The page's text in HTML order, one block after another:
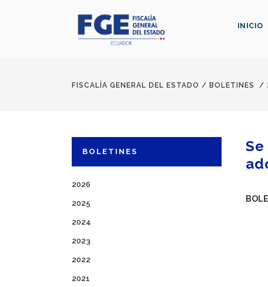
INICIO
FISCALÍA GENERAL DEL ESTADO / BOLETINES /
BOLETINES
2026
2025
2024
2023
2022
2021